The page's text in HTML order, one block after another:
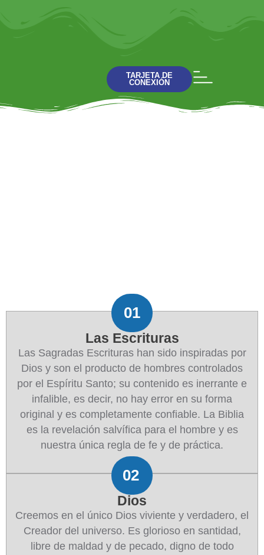
TARJETA DE
CONEXIÓN
01
Las Escrituras
Las Sagradas Escrituras han sido inspiradas por
Dios y son el producto de hombres controlados
por el Espíritu Santo; su contenido es inerrante e
infalible, es decir, no hay error en su forma
original y es completamente confiable. La Biblia
es la revelación salvífica para el hombre y es
nuestra única regla de fe y de práctica.
02
Dios
Creemos en el único Dios viviente y verdadero, el
Creador del universo. Es glorioso en santidad,
libre de maldad y de pecado, digno de todo